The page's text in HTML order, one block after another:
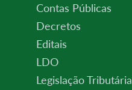
Contas Públicas
Decretos
Editais
LDO
Legislação Tributária